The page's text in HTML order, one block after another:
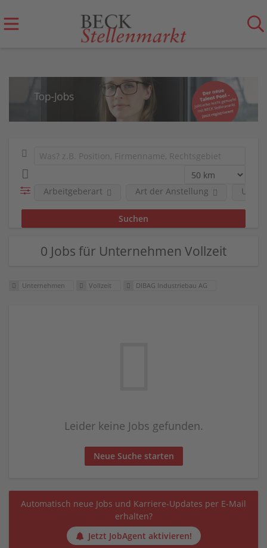
Arbeitgeberart Art der Anstellung
0 Jobs für Unternehmen Vollzeit
Unternehmen Vollzeit DIBAG Industriebau AG
Leider keine Jobs gefunden.
Neue Suche starten
Automatisch neue Jobs und Karriere-Updates per E-Mail
erhalten?
Jetzt JobAgent aktivieren!